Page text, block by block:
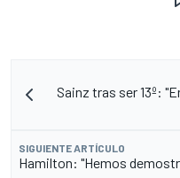
Sainz tras ser 13º:
SIGUIENTE ARTÍCULO
Hamilton: "Hemos